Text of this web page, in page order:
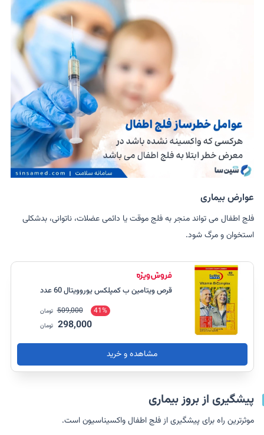
عوارض بیماری
فلج اطفال می تواند منجر به فلج موقت یا دائمی عضلات، ناتوانی، بدشکلی
استخوان و مرگ شود.
قرص ویتامین ب کمپلکس یوروویتال 60 عدد
41%
509,000 تومان
298,000 تومان
مشاهده و خرید
پیشگیری از بروز بیماری
موثرترین راه برای پیشگیری از فلج اطفال واکسیناسیون است.